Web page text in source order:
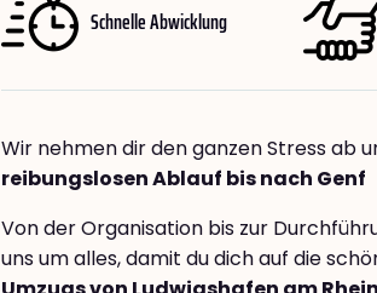
Schnelle Abwicklung
Wir nehmen dir den ganzen Stress ab
reibungslosen Ablauf bis nach Genf
Von der Organisation bis zur
uns um alles, damit du dich auf die